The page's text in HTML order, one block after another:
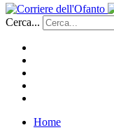
Cerca...
Home